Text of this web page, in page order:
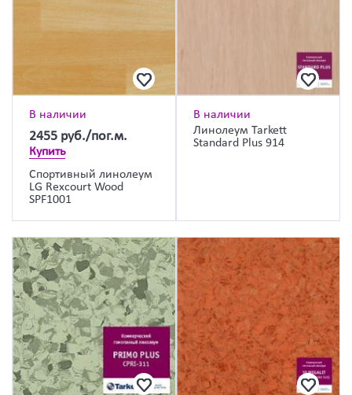
В наличии
2455 руб./пог.м.
Купить
Спортивный линолеум
LG Rexcourt Wood
SPF1001
В наличии
Линолеум Tarkett
Standard Plus 914